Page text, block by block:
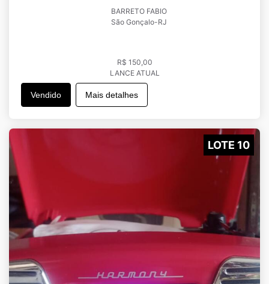
BARRETO FABIO
São Gonçalo-RJ
R$ 150,00
LANCE ATUAL
Vendido Mais detalhes
LOTE 10